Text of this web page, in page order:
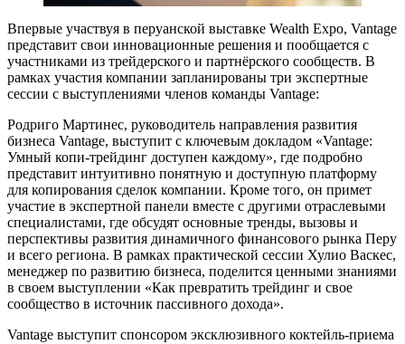
Впервые участвуя в перуанской выставке Wealth Expo, Vantage
представит свои инновационные решения и пообщается с
участниками из трейдерского и партнёрского сообществ. В
рамках участия компании запланированы три экспертные
сессии с выступлениями членов команды Vantage:
Родриго Мартинес, руководитель направления развития
бизнеса Vantage, выступит с ключевым докладом «Vantage:
Умный копи-трейдинг доступен каждому», где подробно
представит интуитивно понятную и доступную платформу
для копирования сделок компании. Кроме того, он примет
участие в экспертной панели вместе с другими отраслевыми
специалистами, где обсудят основные тренды, вызовы и
перспективы развития динамичного финансового рынка Перу
и всего региона. В рамках практической сессии Хулио Васкес,
менеджер по развитию бизнеса, поделится ценными знаниями
в своем выступлении «Как превратить трейдинг и свое
сообщество в источник пассивного дохода».
Vantage выступит спонсором эксклюзивного коктейль-приема